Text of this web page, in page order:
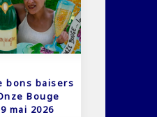
bons baisers
Bouge
mai 2026